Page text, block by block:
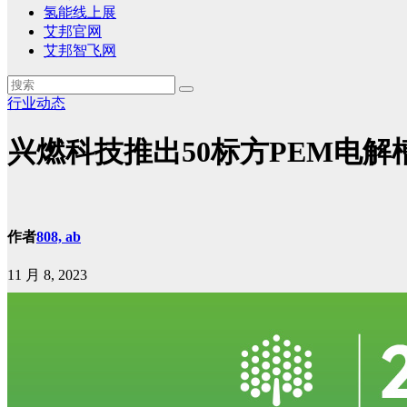
氢能线上展
艾邦官网
艾邦智飞网
行业动态
兴燃科技推出50标方PEM电解
作者808, ab
11 月 8, 2023